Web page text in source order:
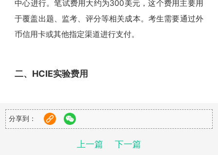
中心进行。笔试费用大约为300美元，这个费用主要用
于覆盖出题、监考、评分等相关成本。考生需要通过外
币信用卡或其他指定渠道进行支付。
二、HCIE实验费用
用涵盖了实验考试所需的场地、设备、监考等成本。实
验考试是HCIE认证过程中最关键的部分，它要求考生
在规定的时间内完成一系列复杂的网络配置和故障排除
分享到：
上一篇 下一篇